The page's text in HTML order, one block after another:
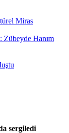
Miras
Zübeyde Hanım
sergiledi